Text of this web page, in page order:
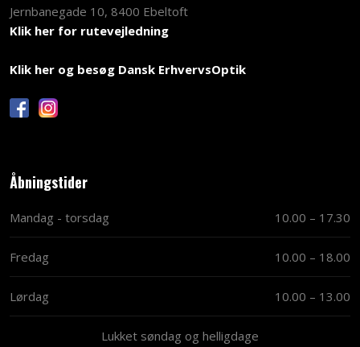
Jernbanegade 10, 8400 Ebeltoft
Klik her for rutevejledning
Klik her og besøg Dansk ErhvervsOptik
Åbningstider​
Mandag - torsdag 10.00 – 17.30​
Fredag 10.00 – 18.00​
Lørdag 10.00 – 13.00​
Lukket søndag og helligdage